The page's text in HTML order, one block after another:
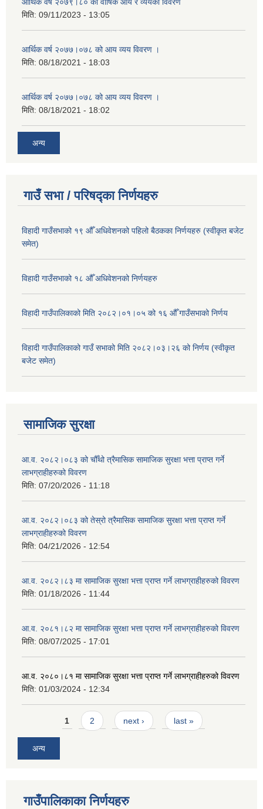
मिति: 09/11/2023 - 13:05
आर्थिक वर्ष २०७७।०७८ को आय व्यय विवरण ।
मिति: 08/18/2021 - 18:03
आर्थिक वर्ष २०७७।०७८ को आय व्यय विवरण ।
मिति: 08/18/2021 - 18:02
अन्य
गाउँ सभा / परिषद्का निर्णयहरु
विहादी गाउँसभाको १९ औँ अधिवेशनको पहिलो बैठकका निर्णयहरु (स्वीकृत बजेट
समेत)
विहादी गाउँसभाको १८ औँ अधिवेशनको निर्णयहरु
विहादी गाउँपालिकाको मिति २०८२।०१।०५ को १६ औँ गाउँसभाको निर्णय
विहादी गाउँपालिकाको गाउँ सभाको मिति २०८२।०३।२६ को निर्णय (स्वीकृत
बजेट समेत)
सामाजिक सुरक्षा
आ.व. २०८२।०८३ को चौँथो त्रैमासिक सामाजिक सुरक्षा भत्ता प्राप्त गर्ने
लाभग्राहीहरुको विवरण
मिति: 07/20/2026 - 11:18
आ.व. २०८२।०८३ को तेस्रो त्रैमासिक सामाजिक सुरक्षा भत्ता प्राप्त गर्ने
लाभग्राहीहरुको विवरण
मिति: 04/21/2026 - 12:54
आ.व. २०८२।८३ मा सामाजिक सुरक्षा भत्ता प्राप्त गर्ने लाभग्राहीहरुको विवरण
मिति: 01/18/2026 - 11:44
आ.व. २०८१।८२ मा सामाजिक सुरक्षा भत्ता प्राप्त गर्ने लाभग्राहीहरुको विवरण
मिति: 08/07/2025 - 17:01
आ.व. २०८०।८१ मा सामाजिक सुरक्षा भत्ता प्राप्त गर्ने लाभग्राहीहरुको विवरण
मिति: 01/03/2024 - 12:34
Pages1 2 next › last »
अन्य
गाउँपालिकाका निर्णयहरु